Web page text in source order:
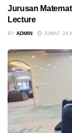
Jurusan
Lecture
BY ADMIN JUMAT, 24